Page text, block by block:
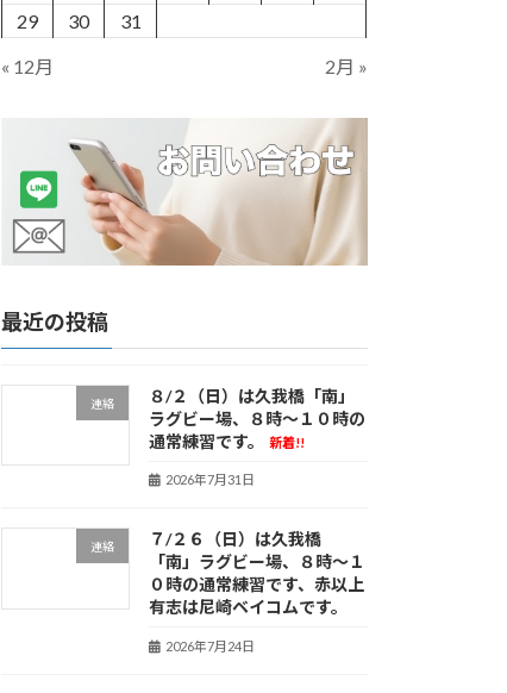
29
30 31
« 12月 2月 »
最近の投稿
連絡
８/２（日）は久我橋「南」
ラグビー場、８時～１０時の
通常練習です。
新着!!
2026年7月31日
連絡
７/２６（日）は久我橋
「南」ラグビー場、８時～１
０時の通常練習です、赤以上
有志は尼崎ベイコムです。
2026年7月24日